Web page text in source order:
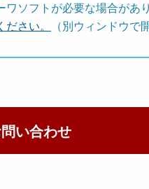
ソフトが必要な場合があり
さい。
（別ウィンドウで
い合わせ